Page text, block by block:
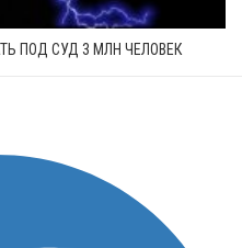
ПОД СУД 3 МЛН ЧЕЛОВЕК